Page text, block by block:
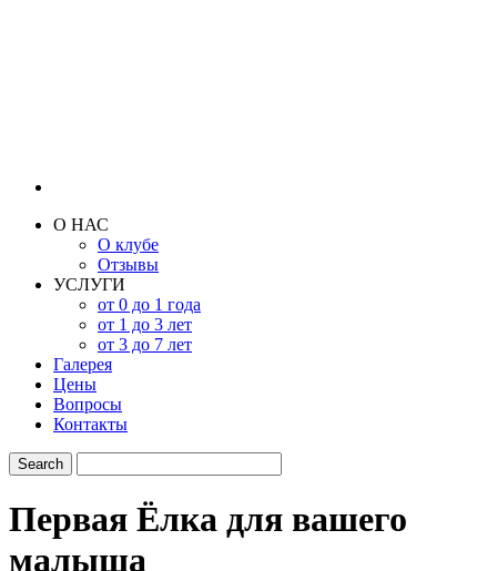
О НАС
О клубе
Отзывы
УСЛУГИ
от 0 до 1 года
от 1 до 3 лет
от 3 до 7 лет
Галерея
Цены
Вопросы
Контакты
Первая Ёлка для вашего
малыша